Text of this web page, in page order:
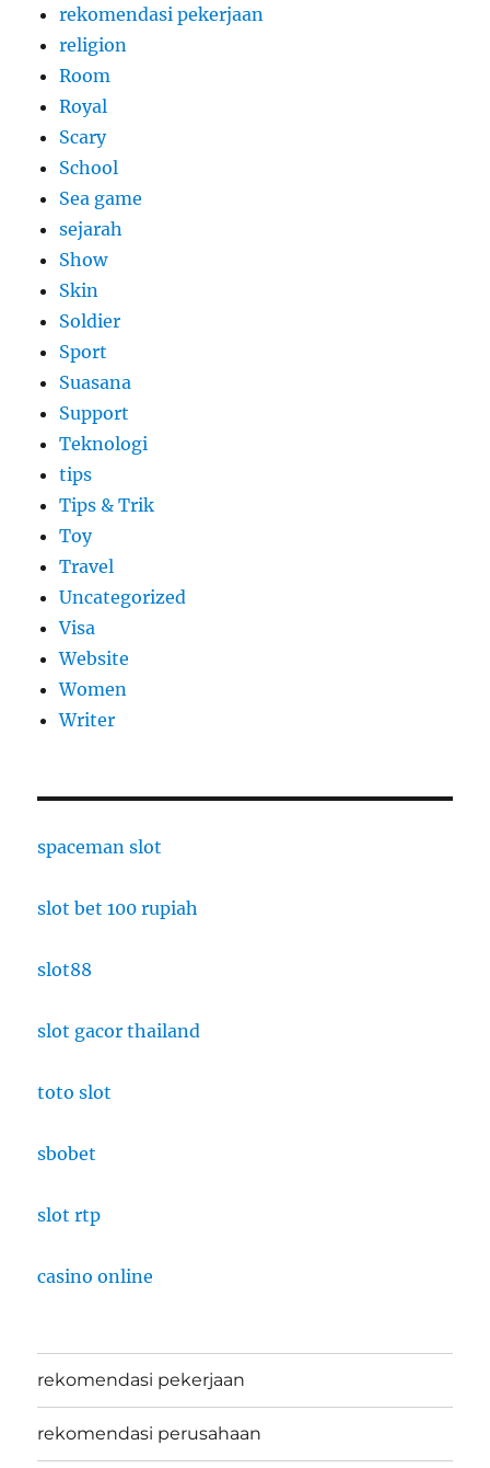
rekomendasi pekerjaan
religion
Room
Royal
Scary
School
Sea game
sejarah
Show
Skin
Soldier
Sport
Suasana
Support
Teknologi
tips
Tips & Trik
Toy
Travel
Uncategorized
Visa
Website
Women
Writer
spaceman slot
slot bet 100 rupiah
slot88
slot gacor thailand
toto slot
sbobet
slot rtp
casino online
rekomendasi pekerjaan
rekomendasi perusahaan